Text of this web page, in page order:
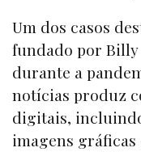
Um dos casos
fundado por Billy
durante a
notícias produz
digitais,
imagens gráficas